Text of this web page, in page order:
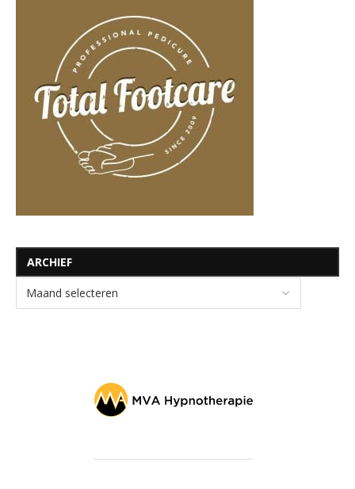
ARCHIEF